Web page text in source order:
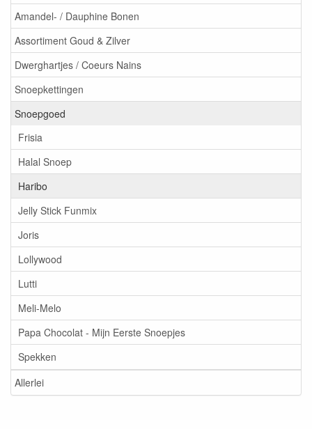
Amandel- / Dauphine Bonen
Assortiment Goud & Zilver
Dwerghartjes / Coeurs Nains
Snoepkettingen
Snoepgoed
Frisia
Halal Snoep
Haribo
Jelly Stick Funmix
Joris
Lollywood
Lutti
Meli-Melo
Papa Chocolat - Mijn Eerste Snoepjes
Spekken
Allerlei